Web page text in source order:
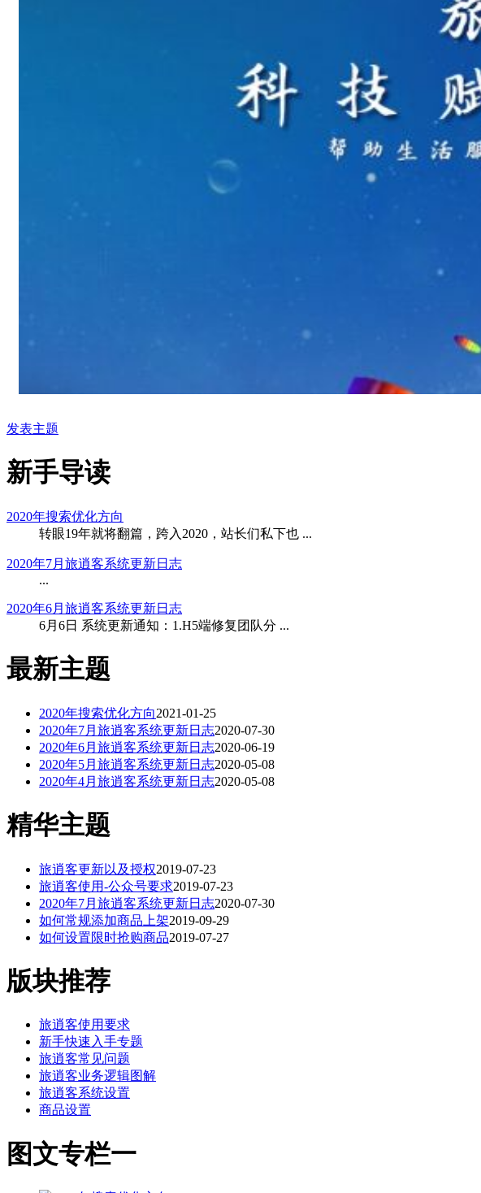
发表主题
新手导读
2020年搜索优化方向
转眼19年就将翻篇，跨入2020，站长们私下也 ...
2020年7月旅逍客系统更新日志
...
2020年6月旅逍客系统更新日志
6月6日 系统更新通知：1.H5端修复团队分 ...
最新主题
2020年搜索优化方向2021-01-25
2020年7月旅逍客系统更新日志2020-07-30
2020年6月旅逍客系统更新日志2020-06-19
2020年5月旅逍客系统更新日志2020-05-08
2020年4月旅逍客系统更新日志2020-05-08
精华主题
旅逍客更新以及授权2019-07-23
旅逍客使用-公众号要求2019-07-23
2020年7月旅逍客系统更新日志2020-07-30
如何常规添加商品上架2019-09-29
如何设置限时抢购商品2019-07-27
版块推荐
旅逍客使用要求
新手快速入手专题
旅逍客常见问题
旅逍客业务逻辑图解
旅逍客系统设置
商品设置
图文专栏一